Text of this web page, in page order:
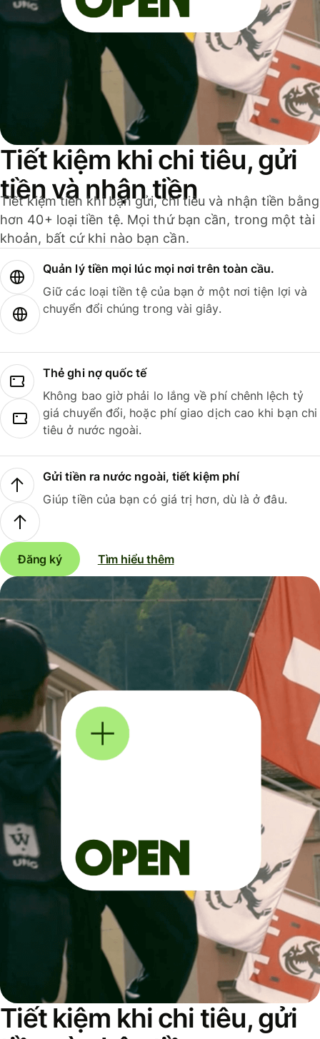
Tiết kiệm khi chi tiêu, gửi
tiền và nhận tiền
Tiết kiệm tiền khi bạn gửi, chi tiêu và nhận tiền bằng
hơn 40+ loại tiền tệ. Mọi thứ bạn cần, trong một tài
khoản, bất cứ khi nào bạn cần.
Quản lý tiền mọi lúc mọi nơi trên toàn cầu.
Giữ các loại tiền tệ của bạn ở một nơi tiện lợi và
chuyển đổi chúng trong vài giây.
Thẻ ghi nợ quốc tế
Không bao giờ phải lo lắng về phí chênh lệch tỷ
giá chuyển đổi, hoặc phí giao dịch cao khi bạn chi
tiêu ở nước ngoài.
Gửi tiền ra nước ngoài, tiết kiệm phí
Giúp tiền của bạn có giá trị hơn, dù là ở đâu.
Đăng ký Tìm hiểu thêm
Tiết kiệm khi chi tiêu, gửi